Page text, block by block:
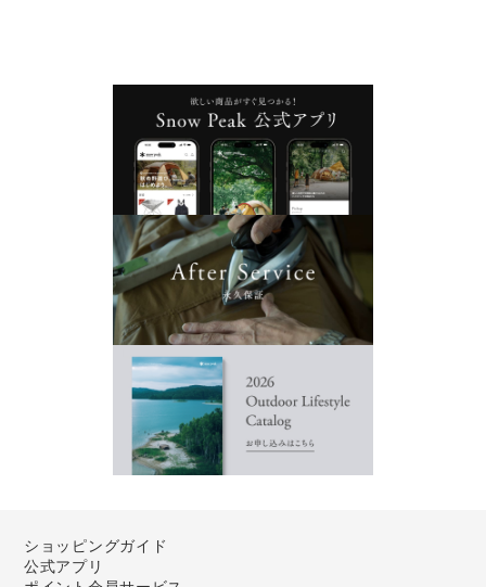
ショッピングガイド
公式アプリ